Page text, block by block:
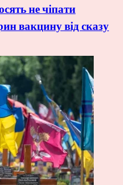
не чіпати
вакцину від сказу